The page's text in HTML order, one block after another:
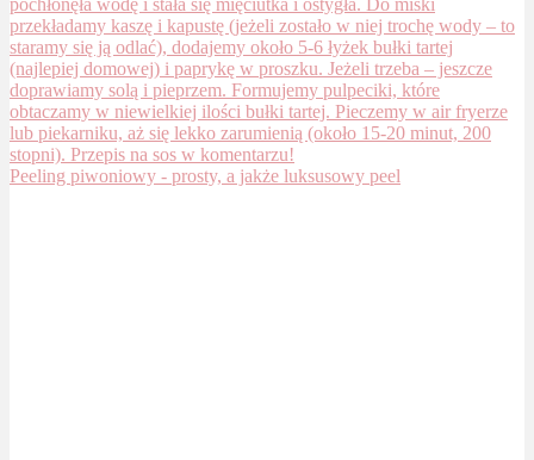
Peeling piwoniowy - prosty, a jakże luksusowy peel